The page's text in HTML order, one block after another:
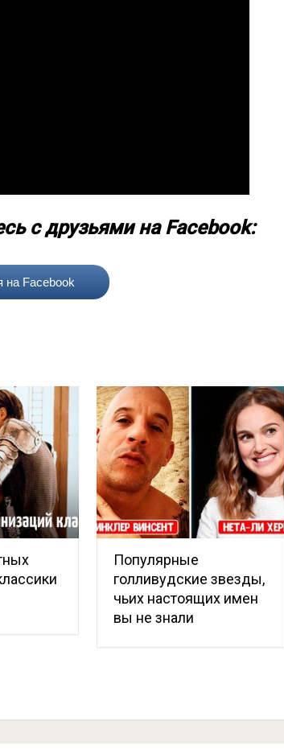
с друзьями на Facebook:
на Facebook
Популярные
голливудские звезды,
чьих настоящих имен
вы не знали